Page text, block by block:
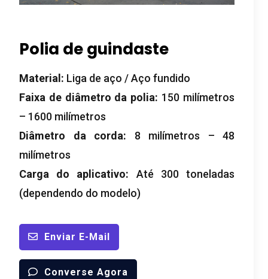
Polia de guindaste
Material: Liga de aço / Aço fundido
Faixa de diâmetro da polia: 150 milímetros
– 1600 milímetros
Diâmetro da corda: 8 milímetros – 48
milímetros
Carga do aplicativo: Até 300 toneladas
(dependendo do modelo)
Enviar E-Mail
Converse Agora